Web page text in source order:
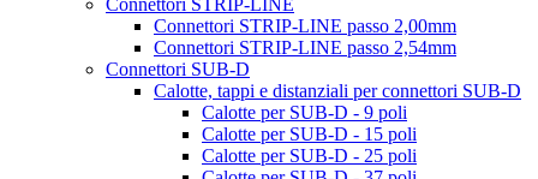
Connettori STRIP-LINE
Connettori STRIP-LINE passo 2,00mm
Connettori STRIP-LINE passo 2,54mm
Connettori SUB-D
Calotte, tappi e distanziali per connettori SUB-D
Calotte per SUB-D - 9 poli
Calotte per SUB-D - 15 poli
Calotte per SUB-D - 25 poli